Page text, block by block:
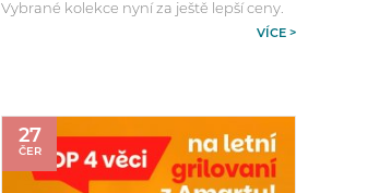
Vybrané kolekce nyní za ještě lepší ceny.
VÍCE >
27
ČER